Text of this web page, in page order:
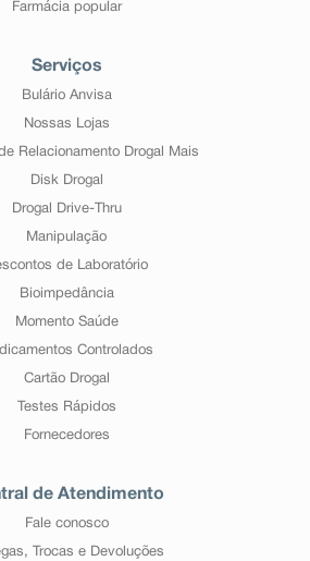
Farmácia popular
Serviços
Bulário Anvisa
Nossas Lojas
Relacionamento Drogal Mais
Disk Drogal
Drogal Drive-Thru
Manipulação
de Laboratório
Bioimpedância
Momento Saúde
Controlados
Cartão Drogal
Testes Rápidos
Fornecedores
de Atendimento
Fale conosco
Trocas e Devoluções